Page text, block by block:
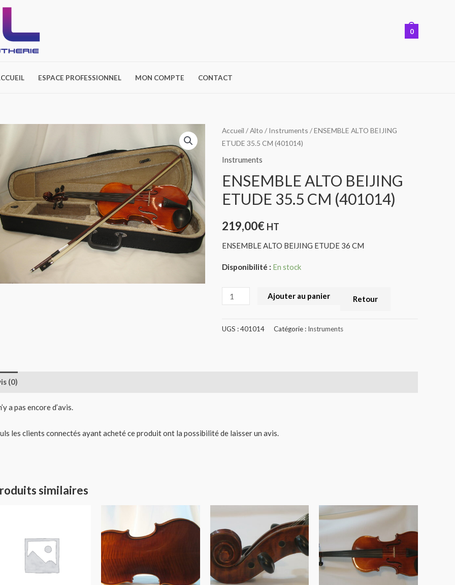
0
ESPACE PROFESSIONNEL MON COMPTE CONTACT
Accueil /Alto / Instruments / ENSEMBLE ALTO BEIJING
ETUDE 35.5 CM (401014)
Instruments
ENSEMBLE ALTO BEIJING
ETUDE 35.5 CM (401014)
219,00€ HT
ENSEMBLE ALTO BEIJING ETUDE 36 CM
Disponibilité : En stock
quantité
de
ENSEMBLE
BEIJING
ETUDE
CM
Ajouter au panier Retour
UGS :401014 Catégorie : Instruments
(0)
a pas encore d’avis.
les clients connectés ayant acheté ce produit ont la possibilité de laisser un avis.
similaires